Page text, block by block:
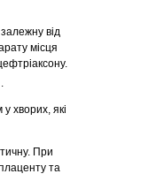
від
місця
хворих, які
При
та